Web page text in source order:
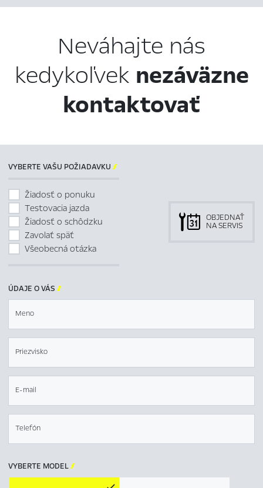
Neváhajte nás
kedykoľvek nezáväzne
kontaktovať
VYBERTE VAŠU POŽIADAVKU 
Žiadosť o ponuku
Testovacia jazda
Žiadosť o schôdzku
Zavolať späť
Všeobecná otázka
OBJEDNAŤ
NA SERVIS
ÚDAJE O VÁS 
Meno
Priezvisko
E-mail
Telefón
VYBERTE MODEL